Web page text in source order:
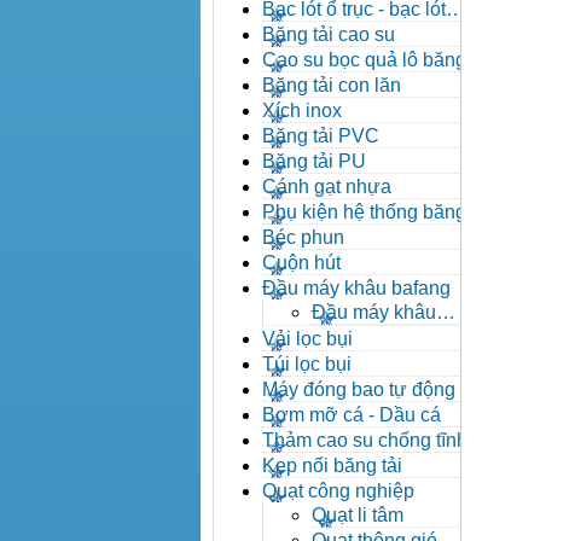
đạn côn
Bạc lót ổ trục - bạc lót
nhông
Băng tải cao su
Cao su bọc quả lô băng tải
Băng tải con lăn
Xích inox
Băng tải PVC
Băng tải PU
Cánh gạt nhựa
Phụ kiện hệ thống băng tải
Béc phun
Cuộn hút
Đầu máy khâu bafang
Đầu máy khâu
Bafang
Vải lọc bụi
Túi lọc bụi
Máy đóng bao tự động
Bơm mỡ cá - Dầu cá
Thảm cao su chống tĩnh
điện
Kẹp nối băng tải
Quạt công nghiệp
Quạt li tâm